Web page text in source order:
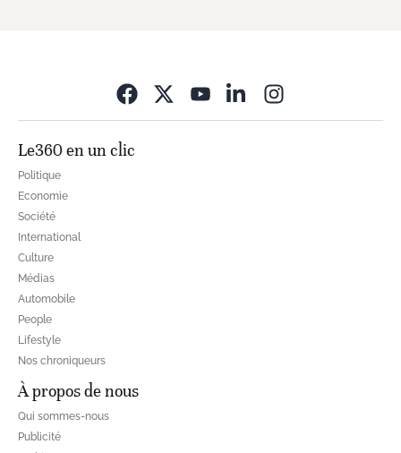
Le360 en un clic
Politique
Economie
Société
International
Culture
Médias
Automobile
People
Lifestyle
Nos chroniqueurs
À propos de nous
Qui sommes-nous
Publicité